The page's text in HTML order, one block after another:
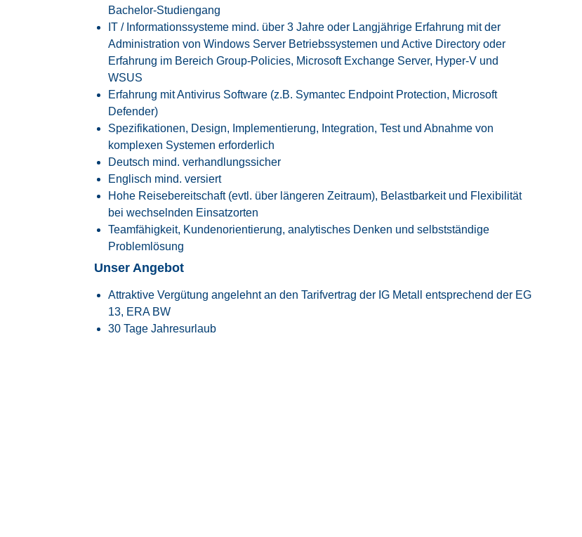
Bachelor-Studiengang
IT / Informationssysteme mind. über 3 Jahre oder Langjährige Erfahrung mit der
Administration von Windows Server Betriebssystemen und Active Directory oder
Erfahrung im Bereich Group-Policies, Microsoft Exchange Server, Hyper-V und
WSUS
Erfahrung mit Antivirus Software (z.B. Symantec Endpoint Protection, Microsoft
Defender)
Spezifikationen, Design, Implementierung, Integration, Test und Abnahme von
komplexen Systemen erforderlich
Deutsch mind. verhandlungssicher
Englisch mind. versiert
Hohe Reisebereitschaft (evtl. über längeren Zeitraum), Belastbarkeit und Flexibilität
bei wechselnden Einsatzorten
Teamfähigkeit, Kundenorientierung, analytisches Denken und selbstständige
Problemlösung
Unser Angebot
Attraktive Vergütung angelehnt an denTarifvertrag der IG Metall
entsprechend der EG
13, ERA BW
30 Tage Jahresurlaub